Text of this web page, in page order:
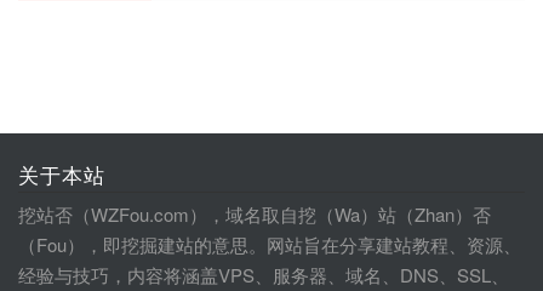
关于本站
挖站否（WZFou.com），域名取自挖（Wa）站（Zhan）否
（Fou），即挖掘建站的意思。网站旨在分享建站教程、资源、
经验与技巧，内容将涵盖VPS、服务器、域名、DNS、SSL、